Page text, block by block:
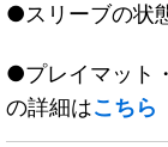
●スリーブの状
●プレイマット
の詳細はこちら